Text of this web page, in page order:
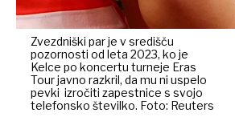
Zvezdniški par je v središču
pozornosti od leta 2023, ko je
Kelce po koncertu turneje Eras
Tour javno razkril, da mu ni uspelo
pevki izročiti zapestnice s svojo
telefonsko številko. Foto: Reuters